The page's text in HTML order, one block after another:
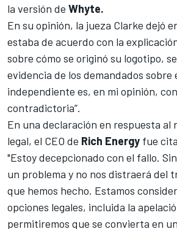
la versión de Whyte.
En su opinión, la jueza Clarke dejó
estaba de acuerdo con la
sobre cómo se originó su logotipo,
evidencia de los demandados sobre
independiente es, en mi opinión,
contradictoria”.
En una declaración en respuesta al
legal, el CEO de Rich Energy fue
"Estoy decepcionado con el fallo.
un problema y no nos distraerá del
que hemos hecho. Estamos
opciones legales, incluida la
permitiremos que se convierta en